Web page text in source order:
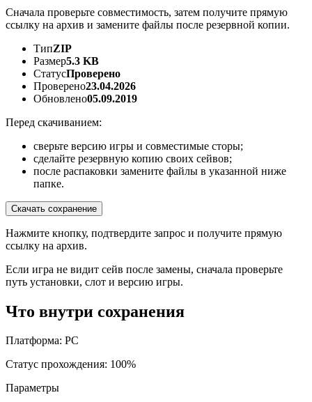
Сначала проверьте совместимость, затем получите прямую
ссылку на архив и замените файлы после резервной копии.
ТипZIP
Размер5.3 KB
СтатусПроверено
Проверено23.04.2026
Обновлено05.09.2019
Перед скачиванием:
сверьте версию игры и совместимые сторы;
сделайте резервную копию своих сейвов;
после распаковки замените файлы в указанной ниже
папке.
Скачать сохранение
Нажмите кнопку, подтвердите запрос и получите прямую
ссылку на архив.
Если игра не видит сейв после замены, сначала проверьте
путь установки, слот и версию игры.
Что внутри сохранения
Платформа: PC
Статус прохождения: 100%
Параметры